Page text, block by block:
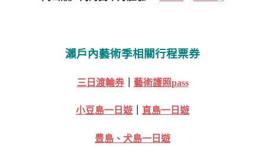
瀨戶內藝術季相關行程票券
三日渡輪券｜ 藝術護照pass
小豆島一日遊｜ 直島一日遊
豊島、犬島一日遊